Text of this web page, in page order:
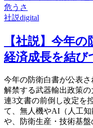
危うさ
社説digital
【社説】今年
経済成長を結び
今年の防衛白書が公表
解禁する武器輸出政策
連3文書の前倒し改定を
て、無人機やAI（人工知
や、防衛生産・技術基